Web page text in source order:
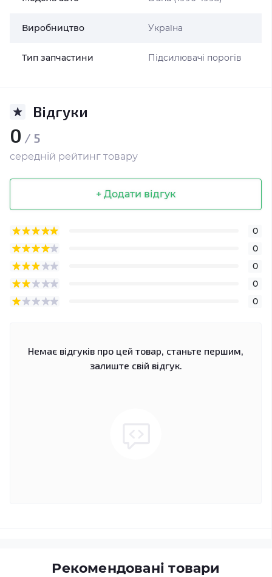
Виробництво Україна
Тип запчастини Підсилювачі порогів
Відгуки
0 / 5
середній рейтинг товару
+ Додати відгук
0
0
0
0
0
Немає відгуків про цей товар, станьте першим,
залиште свій відгук.
Рекомендовані товари